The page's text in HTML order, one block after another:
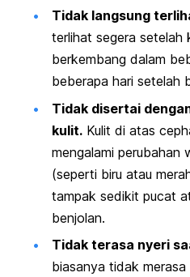
Tidak langsung
terlihat segera setelah
berkembang dalam
beberapa hari setelah
Tidak disertai
kulit. Kulit di atas
mengalami perubahan
(seperti biru atau
tampak sedikit pucat
benjolan.
Tidak terasa nyeri
biasanya tidak